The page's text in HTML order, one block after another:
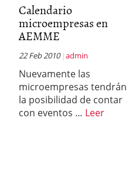
Calendario
microempresas en
AEMME
22 Feb 2010 admin
Nuevamente las
microempresas tendrán
la posibilidad de contar
con eventos … Leer